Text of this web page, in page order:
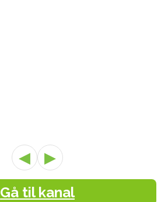
◀ ▶
Gå til kanal